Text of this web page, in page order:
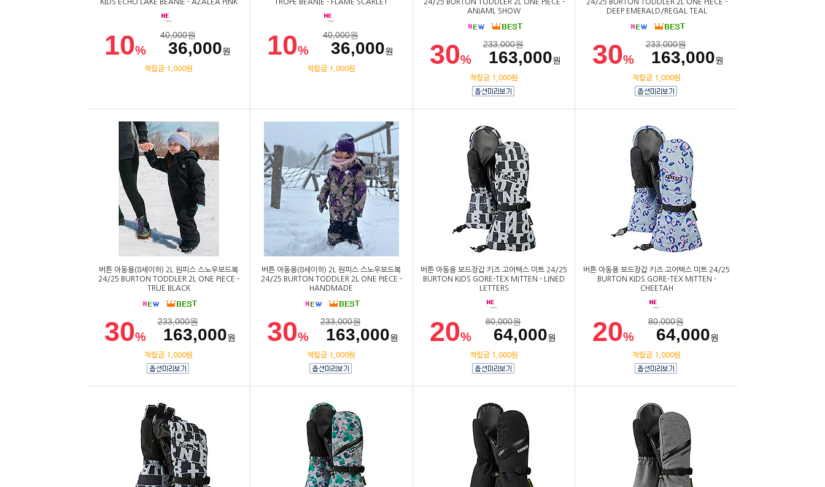
KIDS ECHO LAKE BEANIE - AZALEA PINK
10%
40,000원
36,000원
적립금 1,000원
TROPE BEANIE - FLAME SCARLET
10%
40,000원
36,000원
적립금 1,000원
24/25 BURTON TODDLER 2L ONE PIECE -
ANIAML SHOW
30%
233,000원
163,000원
적립금 1,000원
24/25 BURTON TODDLER 2L ONE PIECE -
DEEP EMERALD/REGAL TEAL
30%
233,000원
163,000원
적립금 1,000원
버튼 아동용(8세이하) 2L 원피스 스노우보드복
24/25 BURTON TODDLER 2L ONE PIECE -
TRUE BLACK
30%
233,000원
163,000원
적립금 1,000원
버튼 아동용(8세이하) 2L 원피스 스노우보드복
24/25 BURTON TODDLER 2L ONE PIECE -
HANDMADE
30%
233,000원
163,000원
적립금 1,000원
버튼 아동용 보드장갑 키즈 고어텍스 미트 24/25
BURTON KIDS GORE-TEX MITTEN - LINED
LETTERS
20%
80,000원
64,000원
적립금 1,000원
버튼 아동용 보드장갑 키즈 고어텍스 미트 24/25
BURTON KIDS GORE-TEX MITTEN -
CHEETAH
20%
80,000원
64,000원
적립금 1,000원